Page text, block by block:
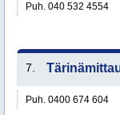
Puh. 040 532 4554
7.
Puh. 0400 674 604